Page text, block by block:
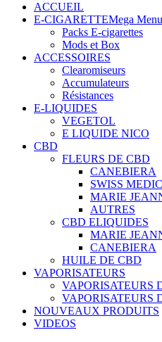
ACCUEIL
E-CIGARETTEMega Menu
Packs E-cigarettes
Mods et Box
ACCESSOIRES
Clearomiseurs
Accumulateurs
Résistances
E-LIQUIDES
VEGETOL
E LIQUIDE NICO
CBD
FLEURS DE CBD
CANEBIERA
SWISS
MARIE
AUTRES
CBD ELIQUIDES
MARIE
CANEBIERA
HUILE DE CBD
VAPORISATEURS
VAPORISATEURS
VAPORISATEURS
NOUVEAUX PRODUITS
VIDEOS